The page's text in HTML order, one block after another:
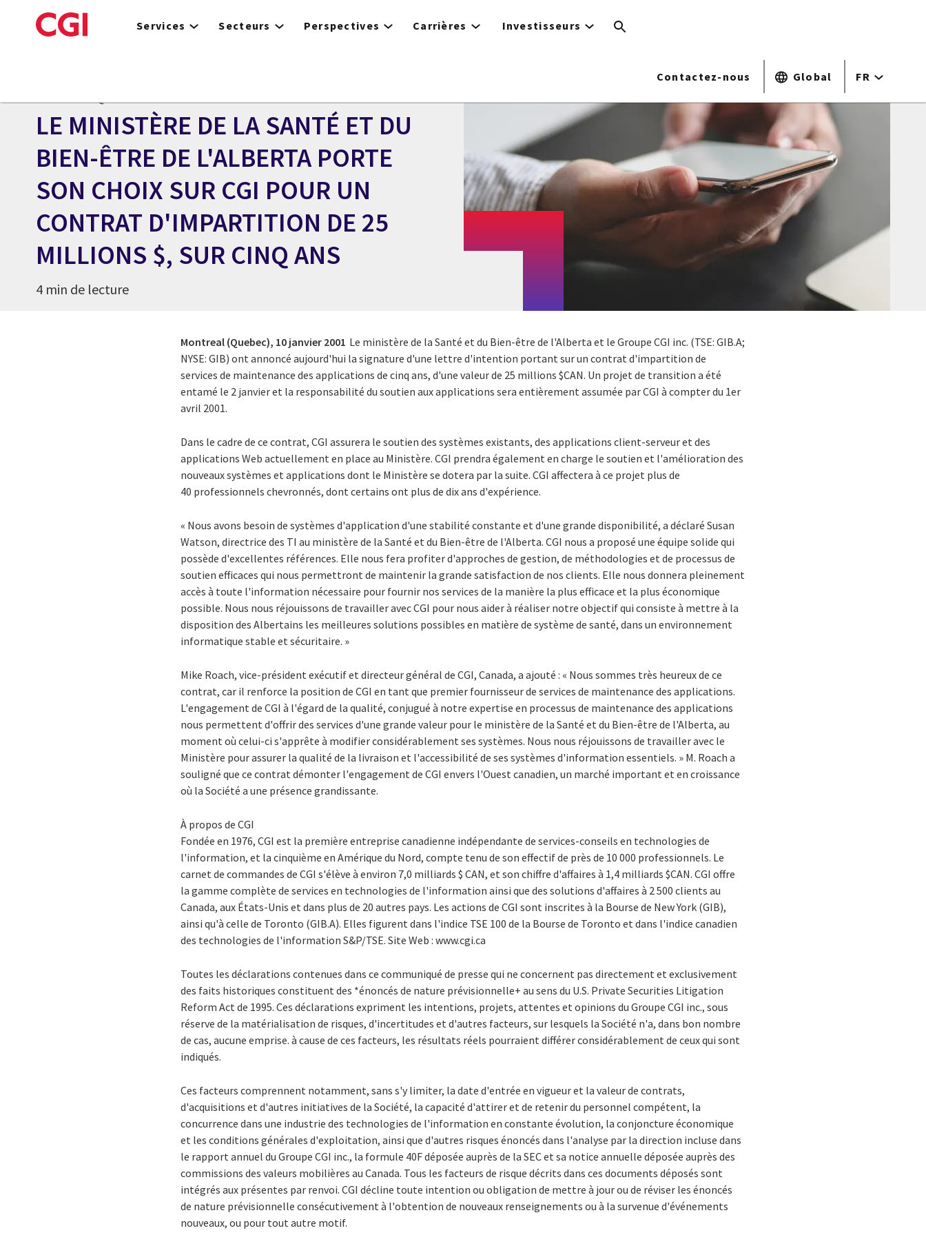
to
Services Secteurs Perspectives Carrières Investisseurs
Contactez-nous Global FR
LE MINISTÈRE DE LA SANTÉ ET DU
BIEN-ÊTRE DE L'ALBERTA PORTE
SON CHOIX SUR CGI POUR UN
CONTRAT D'IMPARTITION DE 25
MILLIONS $, SUR CINQ ANS
4 min de lecture
Montreal (Quebec), 10 janvier 2001 Le ministère de la Santé et du Bien-être de l'Alberta et le Groupe CGI inc. (TSE: GIB.A;
NYSE: GIB) ont annoncé aujourd'hui la signature d'une lettre d'intention portant sur un contrat d'impartition de
services de maintenance des applications de cinq ans, d'une valeur de 25 millions $CAN. Un projet de transition a été
entamé le 2 janvier et la responsabilité du soutien aux applications sera entièrement assumée par CGI à compter du 1er
avril 2001.
Dans le cadre de ce contrat, CGI assurera le soutien des systèmes existants, des applications client-serveur et des
applications Web actuellement en place au Ministère. CGI prendra également en charge le soutien et l'amélioration des
nouveaux systèmes et applications dont le Ministère se dotera par la suite. CGI affectera à ce projet plus de
40 professionnels chevronnés, dont certains ont plus de dix ans d'expérience.
« Nous avons besoin de systèmes d'application d'une stabilité constante et d'une grande disponibilité, a déclaré Susan
Watson, directrice des TI au ministère de la Santé et du Bien-être de l'Alberta. CGI nous a proposé une équipe solide qui
possède d'excellentes références. Elle nous fera profiter d'approches de gestion, de méthodologies et de processus de
soutien efficaces qui nous permettront de maintenir la grande satisfaction de nos clients. Elle nous donnera pleinement
accès à toute l'information nécessaire pour fournir nos services de la manière la plus efficace et la plus économique
possible. Nous nous réjouissons de travailler avec CGI pour nous aider à réaliser notre objectif qui consiste à mettre à la
disposition des Albertains les meilleures solutions possibles en matière de système de santé, dans un environnement
informatique stable et sécuritaire. »
Mike Roach, vice-président exécutif et directeur général de CGI, Canada, a ajouté : « Nous sommes très heureux de ce
contrat, car il renforce la position de CGI en tant que premier fournisseur de services de maintenance des applications.
L'engagement de CGI à l'égard de la qualité, conjugué à notre expertise en processus de maintenance des applications
nous permettent d'offrir des services d'une grande valeur pour le ministère de la Santé et du Bien-être de l'Alberta, au
moment où celui-ci s'apprête à modifier considérablement ses systèmes. Nous nous réjouissons de travailler avec le
Ministère pour assurer la qualité de la livraison et l'accessibilité de ses systèmes d'information essentiels. » M. Roach a
souligné que ce contrat démonter l'engagement de CGI envers l'Ouest canadien, un marché important et en croissance
où la Société a une présence grandissante.
À propos de CGI
Fondée en 1976, CGI est la première entreprise canadienne indépendante de services-conseils en technologies de
l'information, et la cinquième en Amérique du Nord, compte tenu de son effectif de près de 10 000 professionnels. Le
carnet de commandes de CGI s'élève à environ 7,0 milliards $ CAN, et son chiffre d'affaires à 1,4 milliards $CAN. CGI offre
la gamme complète de services en technologies de l'information ainsi que des solutions d'affaires à 2 500 clients au
Canada, aux États-Unis et dans plus de 20 autres pays. Les actions de CGI sont inscrites à la Bourse de New York (GIB),
ainsi qu'à celle de Toronto (GIB.A). Elles figurent dans l'indice TSE 100 de la Bourse de Toronto et dans l'indice canadien
des technologies de l'information S&P/TSE. Site Web : www.cgi.ca
Toutes les déclarations contenues dans ce communiqué de presse qui ne concernent pas directement et exclusivement
des faits historiques constituent des *énoncés de nature prévisionnelle+ au sens du U.S. Private Securities Litigation
Reform Act de 1995. Ces déclarations expriment les intentions, projets, attentes et opinions du Groupe CGI inc., sous
réserve de la matérialisation de risques, d'incertitudes et d'autres facteurs, sur lesquels la Société n'a, dans bon nombre
de cas, aucune emprise. à cause de ces facteurs, les résultats réels pourraient différer considérablement de ceux qui sont
indiqués.
Ces facteurs comprennent notamment, sans s'y limiter, la date d'entrée en vigueur et la valeur de contrats,
d'acquisitions et d'autres initiatives de la Société, la capacité d'attirer et de retenir du personnel compétent, la
concurrence dans une industrie des technologies de l'information en constante évolution, la conjoncture économique
et les conditions générales d'exploitation, ainsi que d'autres risques énoncés dans l'analyse par la direction incluse dans
le rapport annuel du Groupe CGI inc., la formule 40F déposée auprès de la SEC et sa notice annuelle déposée auprès des
commissions des valeurs mobilières au Canada. Tous les facteurs de risque décrits dans ces documents déposés sont
intégrés aux présentes par renvoi. CGI décline toute intention ou obligation de mettre à jour ou de réviser les énoncés
de nature prévisionnelle consécutivement à l'obtention de nouveaux renseignements ou à la survenue d'événements
nouveaux, ou pour tout autre motif.